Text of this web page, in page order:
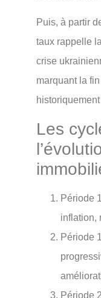
Puis, à partir
taux rappelle
crise
marquant la
Les
Période
inflation,
Période
Période